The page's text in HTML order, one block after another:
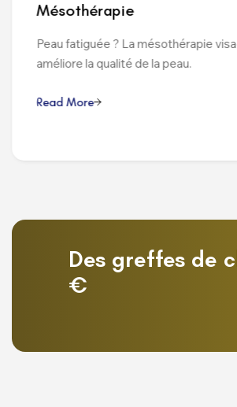
Mésothérapie
Peau fatiguée ? La mésothérapie
améliore la qualité de la peau.
Read More
Des greffes de
€